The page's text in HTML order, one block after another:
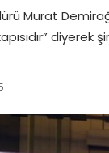
Murat
diyerek